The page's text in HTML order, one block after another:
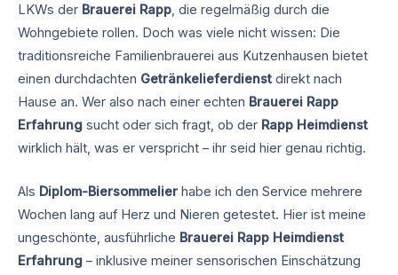
LKWs der Brauerei Rapp, die regelmäßig durch die
Wohngebiete rollen. Doch was viele nicht wissen: Die
traditionsreiche Familienbrauerei aus Kutzenhausen bietet
einen durchdachten Getränkelieferdienst direkt nach
Hause an. Wer also nach einer echten Brauerei Rapp
Erfahrung sucht oder sich fragt, ob der Rapp Heimdienst
wirklich hält, was er verspricht – ihr seid hier genau richtig.
Als Diplom-Biersommelier habe ich den Service mehrere
Wochen lang auf Herz und Nieren getestet. Hier ist meine
ungeschönte, ausführliche Brauerei Rapp Heimdienst
Erfahrung – inklusive meiner sensorischen Einschätzung